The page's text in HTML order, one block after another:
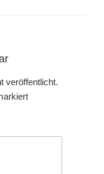
veröffentlicht.